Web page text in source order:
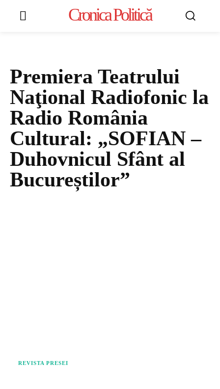
Cronica Politică
Premiera Teatrului
Naţional Radiofonic la
Radio România
Cultural: „SOFIAN –
Duhovnicul Sfânt al
Bucureștilor”
REVISTA PRESEI